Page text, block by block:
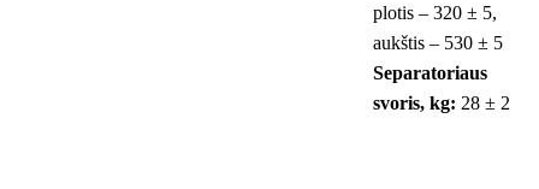
plotis – 320 ± 5,
aukštis – 530 ± 5
Separatoriaus
svoris, kg: 28 ± 2